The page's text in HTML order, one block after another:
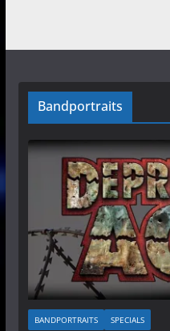
Bandportraits
BANDPORTRAITS SPECIALS